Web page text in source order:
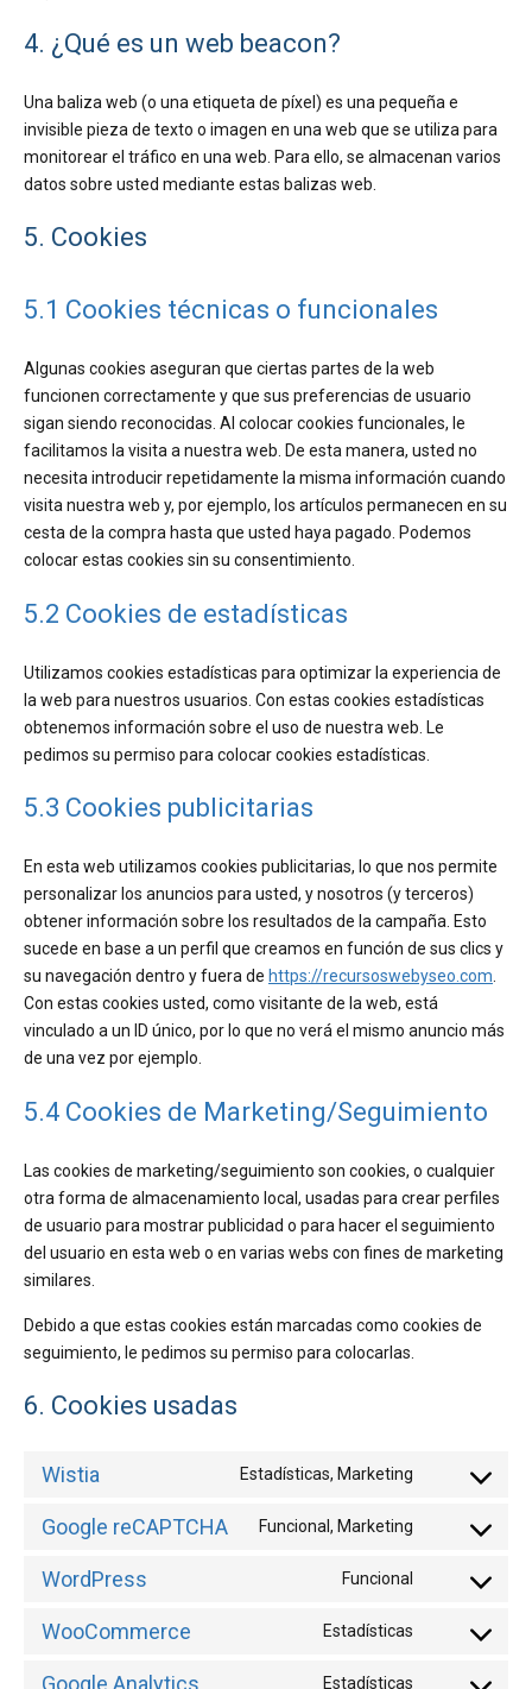
4. ¿Qué es un web beacon?
Una baliza web (o una etiqueta de píxel) es una pequeña e
invisible pieza de texto o imagen en una web que se utiliza para
monitorear el tráfico en una web. Para ello, se almacenan varios
datos sobre usted mediante estas balizas web.
5. Cookies
5.1 Cookies técnicas o funcionales
Algunas cookies aseguran que ciertas partes de la web
funcionen correctamente y que sus preferencias de usuario
sigan siendo reconocidas. Al colocar cookies funcionales, le
facilitamos la visita a nuestra web. De esta manera, usted no
necesita introducir repetidamente la misma información cuando
visita nuestra web y, por ejemplo, los artículos permanecen en su
cesta de la compra hasta que usted haya pagado. Podemos
colocar estas cookies sin su consentimiento.
5.2 Cookies de estadísticas
Utilizamos cookies estadísticas para optimizar la experiencia de
la web para nuestros usuarios. Con estas cookies estadísticas
obtenemos información sobre el uso de nuestra web. Le
pedimos su permiso para colocar cookies estadísticas.
5.3 Cookies publicitarias
En esta web utilizamos cookies publicitarias, lo que nos permite
personalizar los anuncios para usted, y nosotros (y terceros)
obtener información sobre los resultados de la campaña. Esto
sucede en base a un perfil que creamos en función de sus clics y
su navegación dentro y fuera de https://recursoswebyseo.com.
Con estas cookies usted, como visitante de la web, está
vinculado a un ID único, por lo que no verá el mismo anuncio más
de una vez por ejemplo.
5.4 Cookies de Marketing/Seguimiento
Las cookies de marketing/seguimiento son cookies, o cualquier
otra forma de almacenamiento local, usadas para crear perfiles
de usuario para mostrar publicidad o para hacer el seguimiento
del usuario en esta web o en varias webs con fines de marketing
similares.
Debido a que estas cookies están marcadas como cookies de
seguimiento, le pedimos su permiso para colocarlas.
6. Cookies usadas
Wistia Estadísticas, Marketing
Consent
service
Google reCAPTCHA Funcional, Marketing
Consent
service
WordPress Funcional
Consent
service
WooCommerce Estadísticas
Consent
Estadísticas